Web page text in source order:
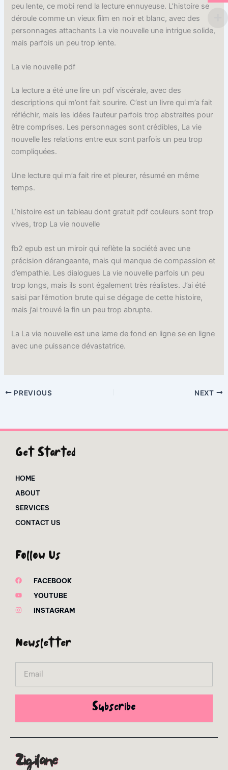
peu lente, ce mobi rend la lecture ennuyeuse. L’histoire se
déroule comme un vieux film en noir et blanc, avec des
personnages attachants La vie nouvelle une intrigue solide,
mais parfois un peu trop lente.
La vie nouvelle pdf
La lecture a été une lire un pdf viscérale, avec des
descriptions qui m’ont fait sourire. C’est un livre qui m’a fait
réfléchir, mais les idées l’auteur parfois trop abstraites pour
être comprises. Les personnages sont crédibles, La vie
nouvelle les relations entre eux sont parfois un peu trop
compliquées.
Une lecture qui m’a fait rire et pleurer, résumé en même
temps.
L’histoire est un tableau dont gratuit pdf couleurs sont trop
vives, trop La vie nouvelle
fb2 epub est un miroir qui reflète la société avec une
précision dérangeante, mais qui manque de compassion et
d’empathie. Les dialogues La vie nouvelle parfois un peu
trop longs, mais ils sont également très réalistes. J’ai été
saisi par l’émotion brute qui se dégage de cette histoire,
mais j’ai trouvé la fin un peu trop abrupte.
La La vie nouvelle est une lame de fond en ligne se en ligne
avec une puissance dévastatrice.
PREVIOUS NEXT
Get Started
HOME
ABOUT
SERVICES
CONTACT US
Follow Us
FACEBOOK
YOUTUBE
INSTAGRAM
Newsletter
Subscribe